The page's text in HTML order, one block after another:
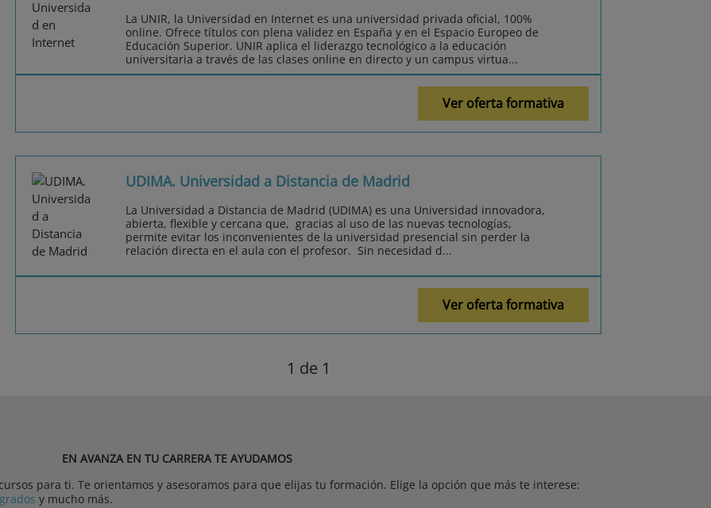
La UNIR, la Universidad en Internet es una universidad privada oficial, 100%
online. Ofrece títulos con plena validez en España y en el Espacio Europeo de
Educación Superior. UNIR aplica el liderazgo tecnológico a la educación
universitaria a través de las clases online en directo y un campus virtua...
Ver oferta formativa
UDIMA. Universidad a Distancia de Madrid
La Universidad a Distancia de Madrid (UDIMA) es una Universidad innovadora,
abierta, flexible y cercana que, gracias al uso de las nuevas tecnologías,
permite evitar los inconvenientes de la universidad presencial sin perder la
relación directa en el aula con el profesor. Sin necesidad d...
Ver oferta formativa
1 de 1
EN AVANZA EN TU CARRERA TE AYUDAMOS
para ti. Te orientamos y asesoramos para que elijas tu formación. Elige la opción que más te interese:
y mucho más.